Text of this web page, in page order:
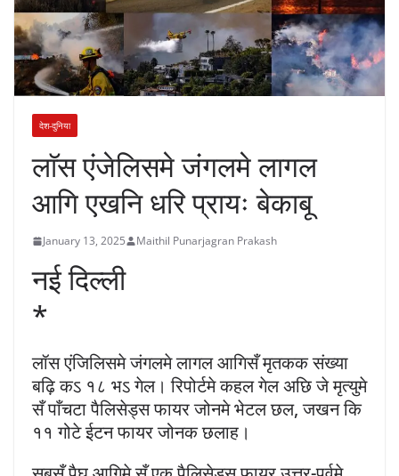
देश-दुनिया
लाॅस एंजेलिसमे जंगलमे लागल
आगि एखनि धरि प्रायः बेकाबू
January 13, 2025 Maithil Punarjagran Prakash
नई दिल्ली
*
लॉस एंजिलिसमे जंगलमे लागल आगिसँ मृतकक संख्या
बढ़ि कऽ १८ भऽ गेल। रिपोर्टमे कहल गेल अछि जे मृत्युमे
सँ पाँचटा पैलिसेड्स फायर जोनमे भेटल छल, जखन कि
११ गोटे ईटन फायर जोनक छलाह।